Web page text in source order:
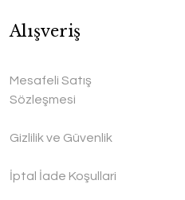
Alışveriş
Mesafeli Satış
Sözleşmesi
Gizlilik ve Güvenlik
İptal İade Koşullari